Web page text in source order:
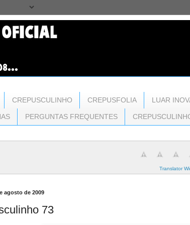
CREPUSCULINHO CREPUSFOLIA LUAR
PERGUNTAS FREQUENTES
Translator
agosto de 2009
73